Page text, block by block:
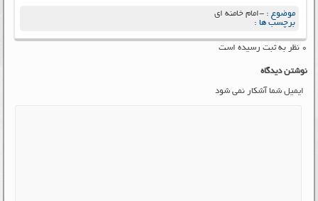
موضوع :-امام خامنه ای
برچسب ها :
۰ نظر به ثبت رسیده است
نوشتن دیدگاه
ایمیل شما آشکار نمی شود